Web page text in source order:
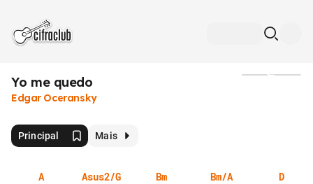
Yo me quedo
Edgar Oceransky
Principal Mais
A Asus2/G Bm Bm/A D